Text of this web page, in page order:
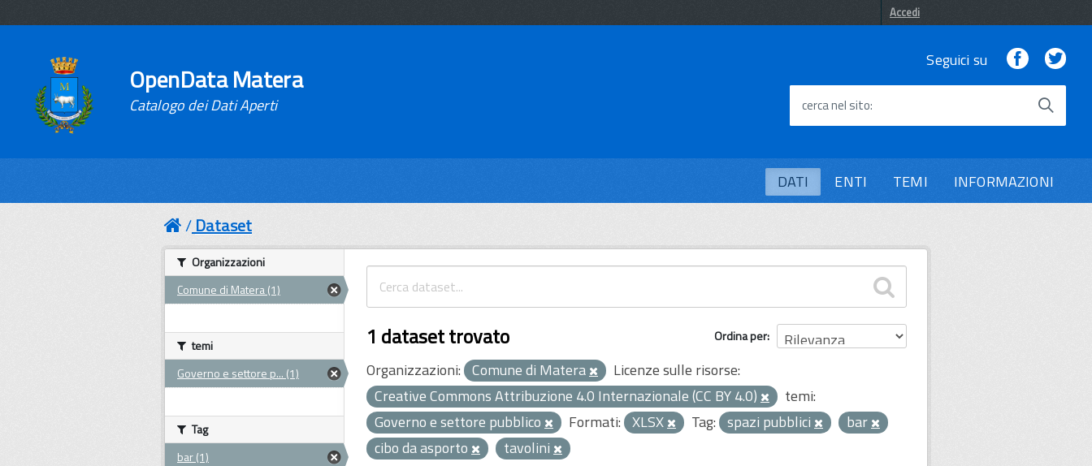
Accedi
OpenData Matera
Catalogo dei Dati Aperti
Seguici su Facebook
cerca nel sito
DATI ENTI TEMI INFORMAZIONI
Dataset
Ordina per
1 dataset trovato
Organizzazioni: Comune di Matera
Licenze sulle risorse:
Creative Commons Attribuzione 4.0 Internazionale (CC BY 4.0)
temi:
Governo e settore pubblico
Formati: XLSX Tag: spazi pubblici
bar
cibo da asporto
tavolini
Organizzazioni
Comune di Matera (1)
temi
Governo e settore p... (1)
Tag
bar (1)